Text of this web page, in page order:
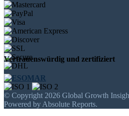
Vertrauenswürdig und zertifiziert
© Copyright 2026 Global Growth
Powered by Absolute Reports.